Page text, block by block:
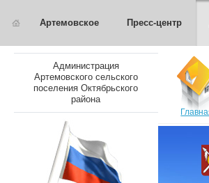
Артемовское Пресс-центр
Администрация
Артемовского сельского
поселения Октябрьского
района